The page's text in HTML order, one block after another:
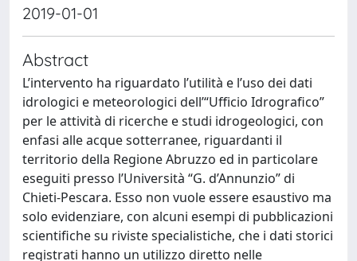
2019-01-01
Abstract
L’intervento ha riguardato l’utilità e l’uso dei dati
idrologici e meteorologici dell’“Ufficio Idrografico”
per le attività di ricerche e studi idrogeologici, con
enfasi alle acque sotterranee, riguardanti il
territorio della Regione Abruzzo ed in particolare
eseguiti presso l’Università “G. d’Annunzio” di
Chieti-Pescara. Esso non vuole essere esaustivo ma
solo evidenziare, con alcuni esempi di pubblicazioni
scientifiche su riviste specialistiche, che i dati storici
registrati hanno un utilizzo diretto nelle